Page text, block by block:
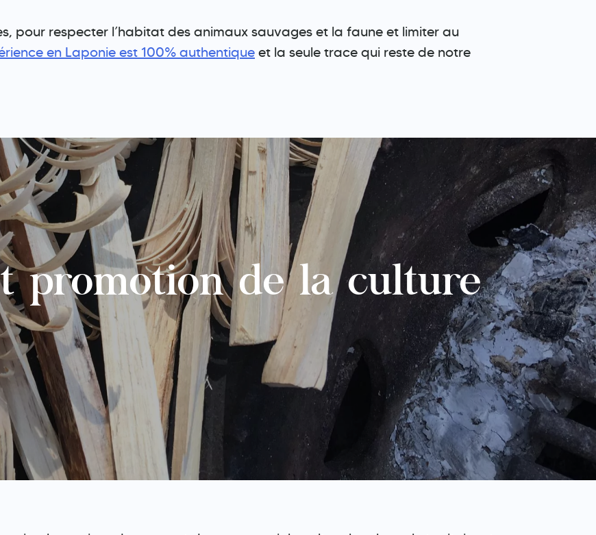
pour respecter l’habitat des animaux sauvages et la faune et limiter au
en Laponie est 100% authentique et la seule trace qui reste de notre
promotion de la culture